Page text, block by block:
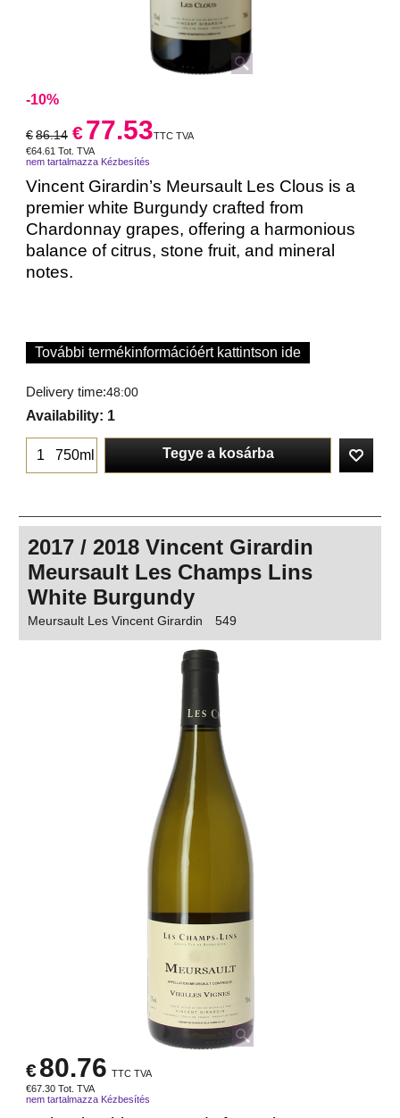
-10%
€86.14 €77.53TTC TVA
€64.61 Tot. TVA
nem tartalmazza Kézbesítés
Vincent Girardin’s Meursault Les Clous is a
premier white Burgundy crafted from
Chardonnay grapes, offering a harmonious
balance of citrus, stone fruit, and mineral
notes.
További termékinformációért kattintson ide
Delivery time:48:00
Availability: 1
750ml Tegye a kosárba
2017 / 2018 Vincent Girardin
Meursault Les Champs Lins
White Burgundy
Meursault Les Vincent Girardin 549
€80.76 TTC TVA
€67.30 Tot. TVA
nem tartalmazza Kézbesítés